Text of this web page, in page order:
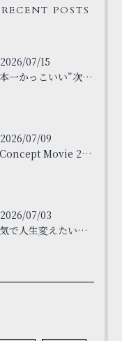
RECENT POSTS
2026/07/15
日本一かっこいい”次世代”サロン
2026/07/09
K Concept Movie 26ss
2026/07/03
本気で人生変えたい人だけで大丈夫です。